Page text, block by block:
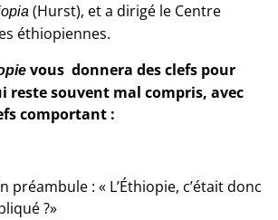
(Hurst), et a dirigé le Centre
éthiopiennes.
vous donnera des clefs pour
reste souvent mal compris, avec
comportant :
: « L’Éthiopie, c’était donc
?»